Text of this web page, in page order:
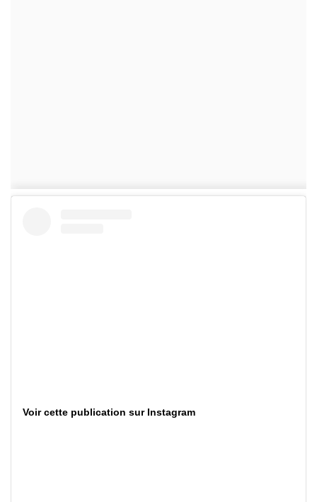
Voir cette publication sur Instagram